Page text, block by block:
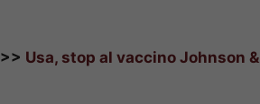
Usa, stop al vaccino Johnson